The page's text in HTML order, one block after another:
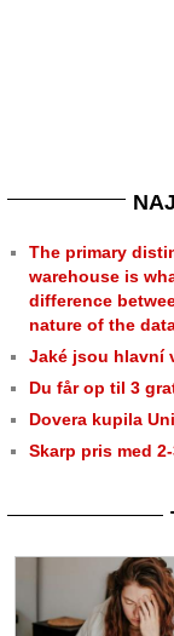
The primary
warehouse is
difference
nature of the
Jaké jsou hlavní
Du får op til 3
Dovera kupila
Skarp pris med